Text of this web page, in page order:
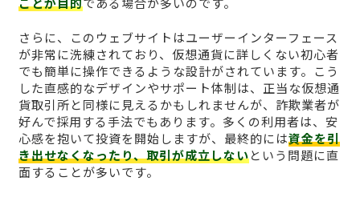
さらに、このウェブサイトはユーザーインターフェース
が非常に洗練されており、仮想通貨に詳しくない初心者
でも簡単に操作できるような設計がされています。こう
した直感的なデザインやサポート体制は、正当な仮想通
貨取引所と同様に見えるかもしれませんが、詐欺業者が
好んで採用する手法でもあります。多くの利用者は、安
心感を抱いて投資を開始しますが、最終的には資金を引
き出せなくなったり、取引が成立しないという問題に直
面することが多いです。